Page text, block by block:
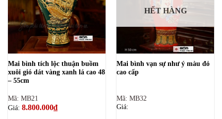
Mai bình tích lộc thuận buồm
xuôi gió dát vàng xanh lá cao 48
– 55cm
Mã: MB21
Giá: 8.800.000₫
HẾT HÀNG
Mai bình vạn sự như ý màu đỏ
cao cấp
Mã: MB32
Giá: